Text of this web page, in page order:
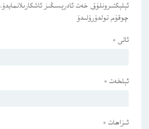
ئېلېكتىرونلۇق خەت ئادرېسىڭىز ئاشكارىلانمايدۇ.
چوقۇم تولدۇرۇلىدۇ
ئاتى *
ئېلخەت *
ئىزاھات *